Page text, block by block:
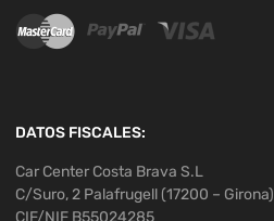
DATOS FISCALES:
Car Center Costa Brava S.L
C/Suro, 2 Palafrugell (17200 – Girona)